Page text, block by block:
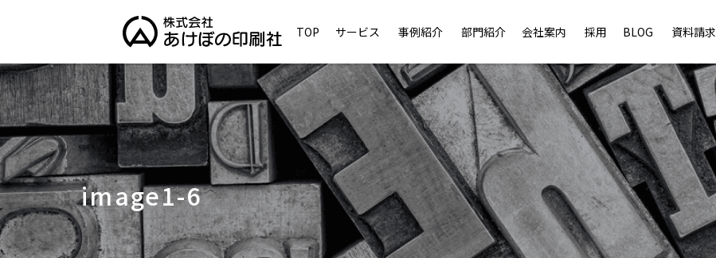
TOP サービス 事例紹介 部門紹介 会社案内 採用 BLOG 資料請求
image1-6